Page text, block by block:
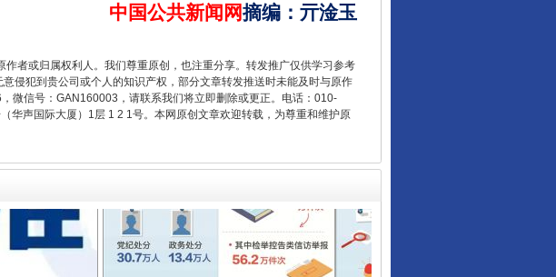
中国公共新闻网摘编 ： 亓淦玉
者或归属权利人。我们尊重原创，也注重分享。转发推广仅供学习参考
侵犯到贵公司或个人的知识产权，部分文章转发推送时未能及时与原作
微信号：GAN160003，请联系我们将立即删除或更正。电话：010-
声国际大厦）1层 1 2 1号。本网原创文章欢迎转载，为尊重和维护原
施 从数据变化看反腐深化